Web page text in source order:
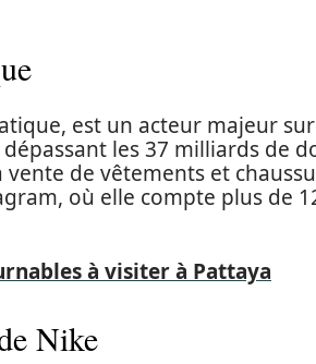
est un acteur majeur
les 37 milliards de
de vêtements et
où elle compte plus de
à visiter à Pattaya
Nike